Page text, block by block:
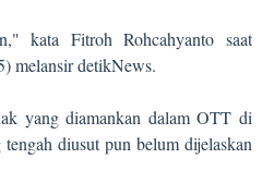
kata Fitroh Rohcahyanto saat
melansir detikNews.
yang diamankan dalam OTT di
diusut pun belum dijelaskan